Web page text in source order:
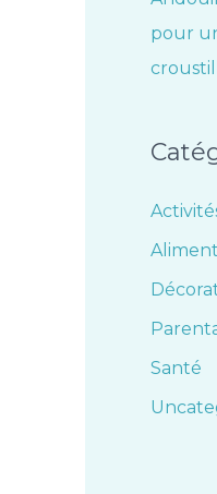
pour
Santé